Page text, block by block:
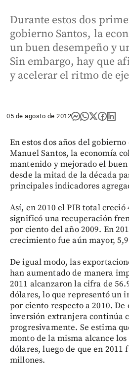
Durante estos dos
gobierno Santos, la
un buen desempeño y
Sin embargo, hay que
y acelerar el ritmo de
05 de agosto de 2012
En estos dos años del
Manuel Santos, la economía
mantenido y mejorado el buen
desde la mitad de la década
principales indicadores
Así, en 2010 el PIB total
significó una recuperación
por ciento del año 2009. En
crecimiento fue aún mayor,
De igual modo, las
han aumentado de manera
2011 alcanzaron la cifra de
dólares, lo que representó un
por ciento respecto a 2010.
inversión extranjera continúa
progresivamente. Se estima
monto de la misma alcance
dólares, luego de que en 2011
millones.